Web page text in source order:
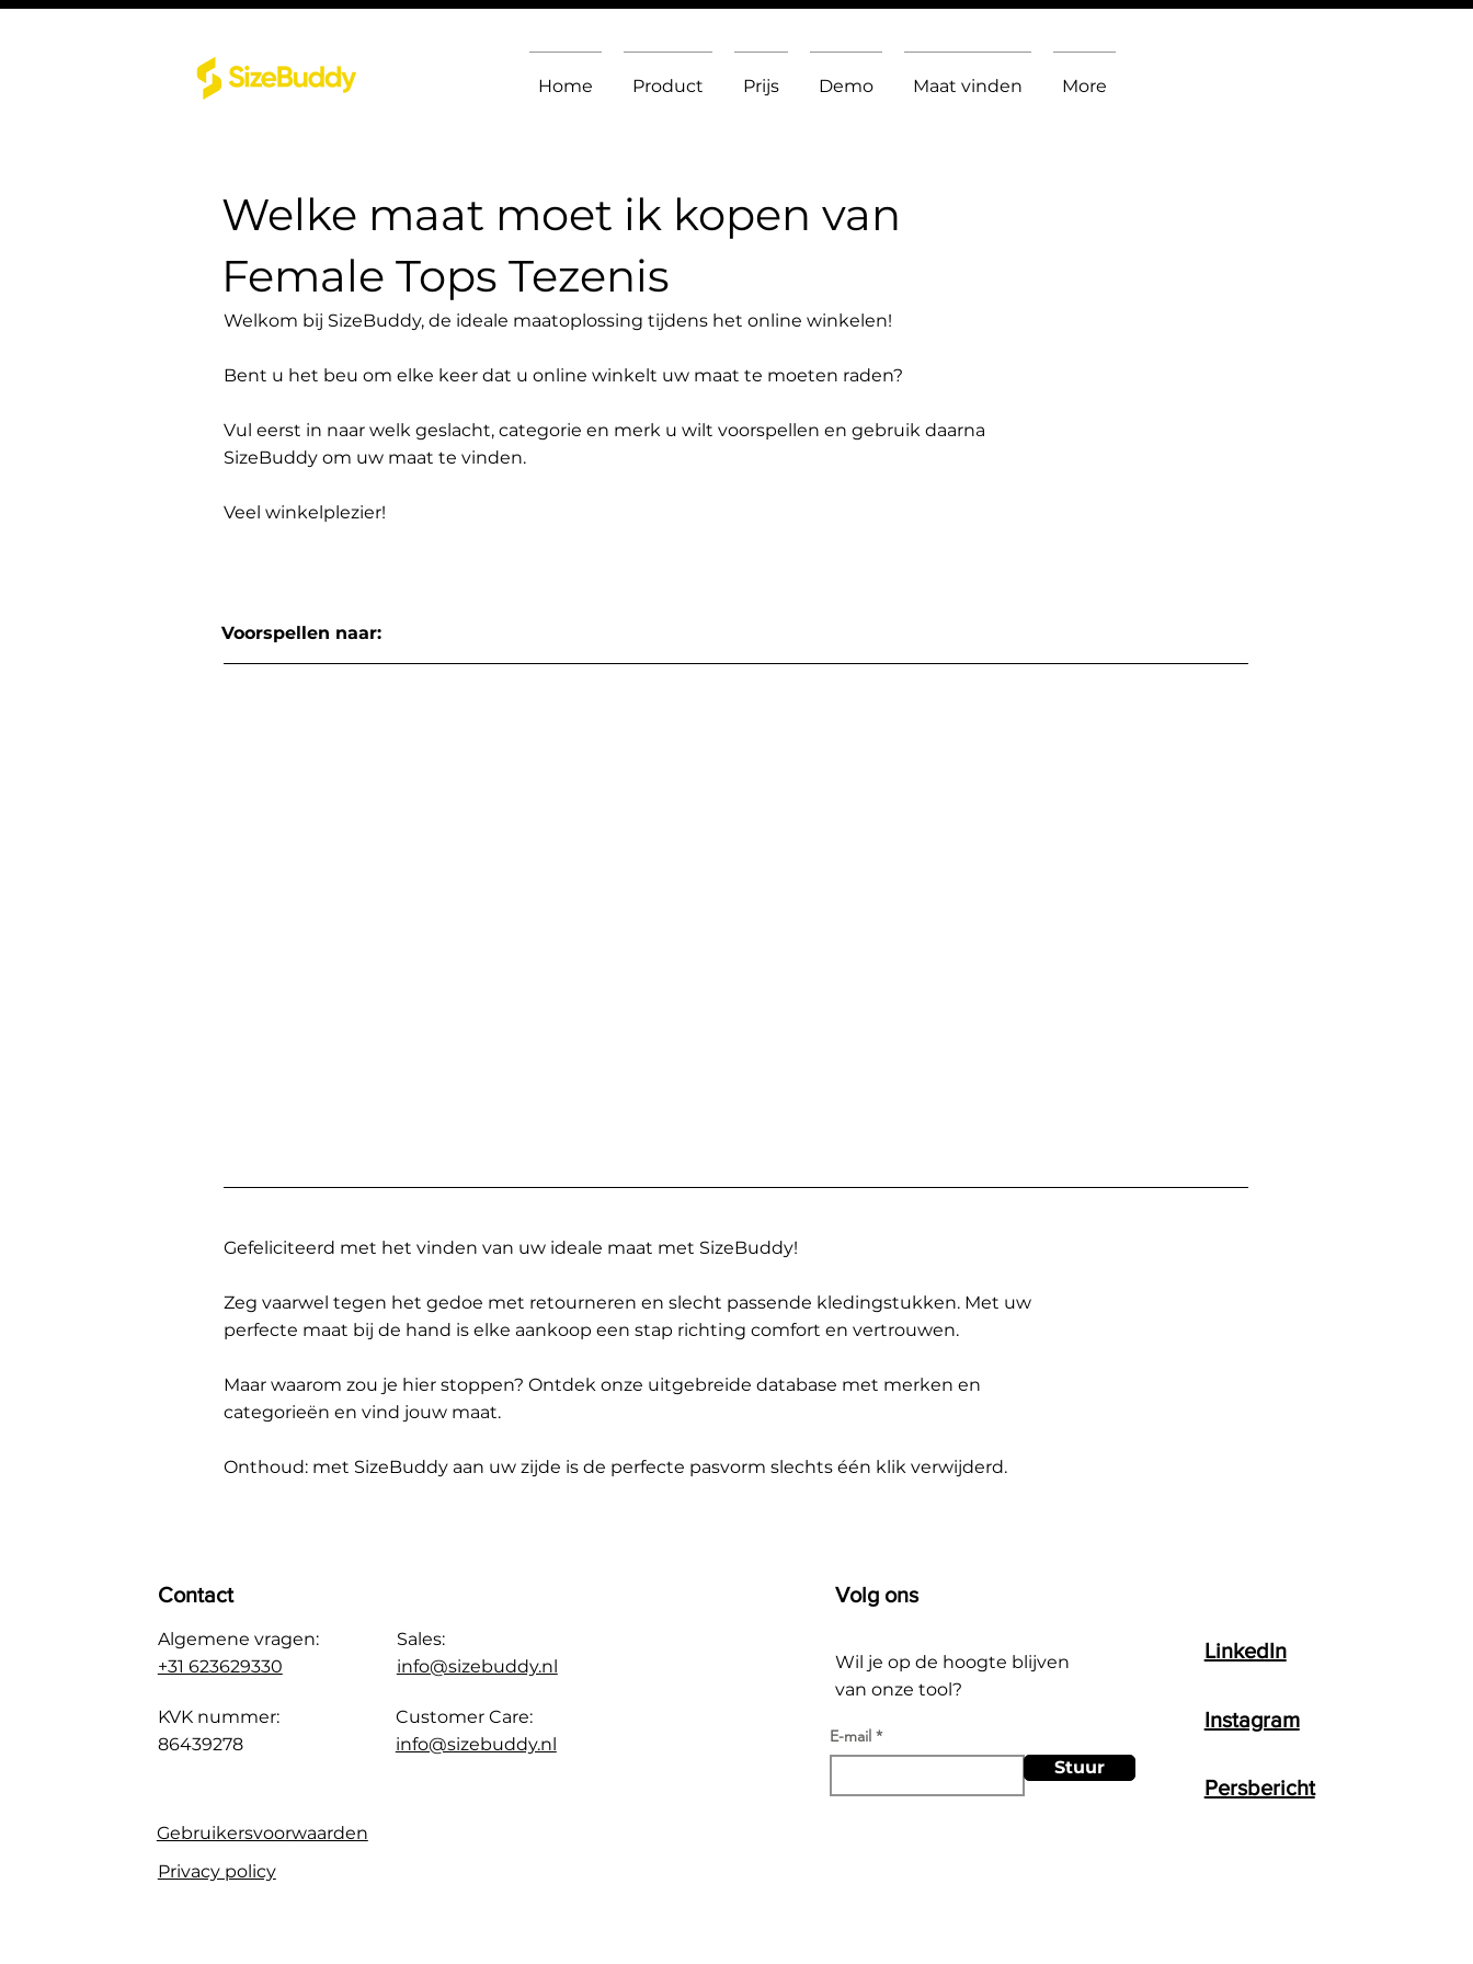
Home Product Prijs Demo Maat vinden More
Welke maat moet ik kopen van
Female Tops Tezenis
Welkom bij SizeBuddy, de ideale maatoplossing tijdens het online winkelen!
Bent u het beu om elke keer dat u online winkelt uw maat te moeten raden?
Vul eerst in naar welk geslacht, categorie en merk u wilt voorspellen en gebruik daarna
SizeBuddy om uw maat te vinden.
Veel winkelplezier!
Voorspellen naar:
Gefeliciteerd met het vinden van uw ideale maat met SizeBuddy!
Zeg vaarwel tegen het gedoe met retourneren en slecht passende kledingstukken. Met uw
perfecte maat bij de hand is elke aankoop een stap richting comfort en vertrouwen.
Maar waarom zou je hier stoppen? Ontdek onze uitgebreide database met merken en
categorieën en vind jouw maat.
Onthoud: met SizeBuddy aan uw zijde is de perfecte pasvorm slechts één klik verwijderd.
Contact
Algemene vragen:
+31 623629330
KVK nummer:
86439278
Sales:
info@sizebuddy.nl
Customer Care:
info@sizebuddy.nl
Gebruikersvoorwaarden
Privacy policy
Volg ons
Wil je op de hoogte blijven
van onze tool?
E-mail
Stuur
LinkedIn
Instagram
Persbericht